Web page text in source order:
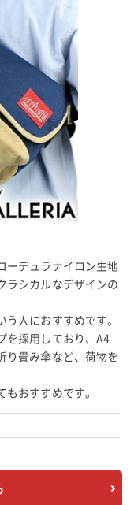
ーデュラナイロン生地
ラシカルなデザインの
人におすすめです。
を採用しており、A4
り畳み傘など、荷物を
おすすめです。